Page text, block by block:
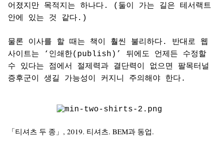
어졌지만 목적지는 하나다. (둘이 가는 길은 테서랙트
안에 있는 것 같다.)
물론 이사를 할 때는 책이 훨씬 불리하다. 반대로 웹
사이트는 ‘인쇄한(publish)’ 뒤에도 언제든 수정할
수 있다는 점에서 절제력과 결단력이 없으면 팔목터널
증후군이 생길 가능성이 커지니 주의해야 한다.
「티셔츠 두 종」, 2019. 티셔츠. BEM과 동업.